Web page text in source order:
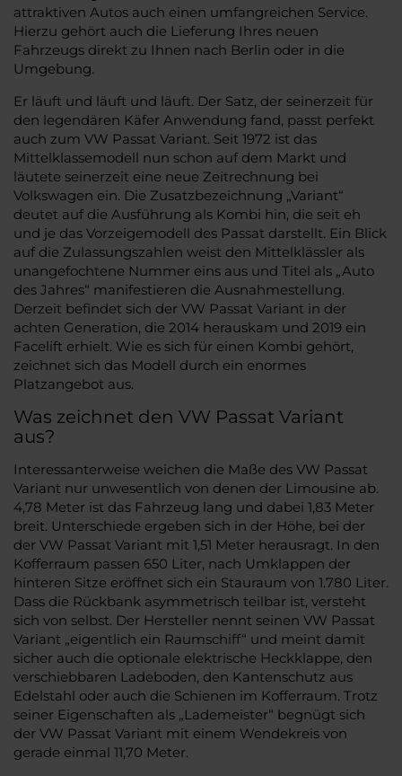
attraktiven Autos auch einen umfangreichen Service.
Hierzu gehört auch die Lieferung Ihres neuen
Fahrzeugs direkt zu Ihnen nach Berlin oder in die
Umgebung.
Er läuft und läuft und läuft. Der Satz, der seinerzeit für
den legendären Käfer Anwendung fand, passt perfekt
auch zum VW Passat Variant. Seit 1972 ist das
Mittelklassemodell nun schon auf dem Markt und
läutete seinerzeit eine neue Zeitrechnung bei
Volkswagen ein. Die Zusatzbezeichnung „Variant“
deutet auf die Ausführung als Kombi hin, die seit eh
und je das Vorzeigemodell des Passat darstellt. Ein Blick
auf die Zulassungszahlen weist den Mittelklässler als
unangefochtene Nummer eins aus und Titel als „Auto
des Jahres“ manifestieren die Ausnahmestellung.
Derzeit befindet sich der VW Passat Variant in der
achten Generation, die 2014 herauskam und 2019 ein
Facelift erhielt. Wie es sich für einen Kombi gehört,
zeichnet sich das Modell durch ein enormes
Platzangebot aus.
Was zeichnet den VW Passat Variant
aus?
Interessanterweise weichen die Maße des VW Passat
Variant nur unwesentlich von denen der Limousine ab.
4,78 Meter ist das Fahrzeug lang und dabei 1,83 Meter
breit. Unterschiede ergeben sich in der Höhe, bei der
der VW Passat Variant mit 1,51 Meter herausragt. In den
Kofferraum passen 650 Liter, nach Umklappen der
hinteren Sitze eröffnet sich ein Stauraum von 1.780 Liter.
Dass die Rückbank asymmetrisch teilbar ist, versteht
sich von selbst. Der Hersteller nennt seinen VW Passat
Variant „eigentlich ein Raumschiff“ und meint damit
sicher auch die optionale elektrische Heckklappe, den
verschiebbaren Ladeboden, den Kantenschutz aus
Edelstahl oder auch die Schienen im Kofferraum. Trotz
seiner Eigenschaften als „Lademeister“ begnügt sich
der VW Passat Variant mit einem Wendekreis von
gerade einmal 11,70 Meter.